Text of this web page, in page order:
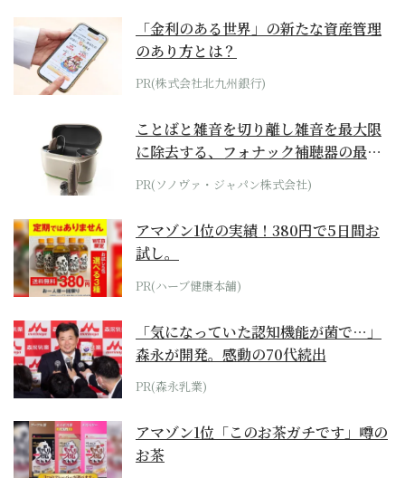
「金利のある世界」の新たな資産管理
のあり方とは？
PR(株式会社北九州銀行)
ことばと雑音を切り離し雑音を最大限
に除去する、フォナック補聴器の最上
位モデル
PR(ソノヴァ・ジャパン株式会社)
アマゾン1位の実績！380円で5日間お
試し。
PR(ハーブ健康本舗)
「気になっていた認知機能が菌で…」
森永が開発。感動の70代続出
PR(森永乳業)
アマゾン1位「このお茶ガチです」噂の
お茶